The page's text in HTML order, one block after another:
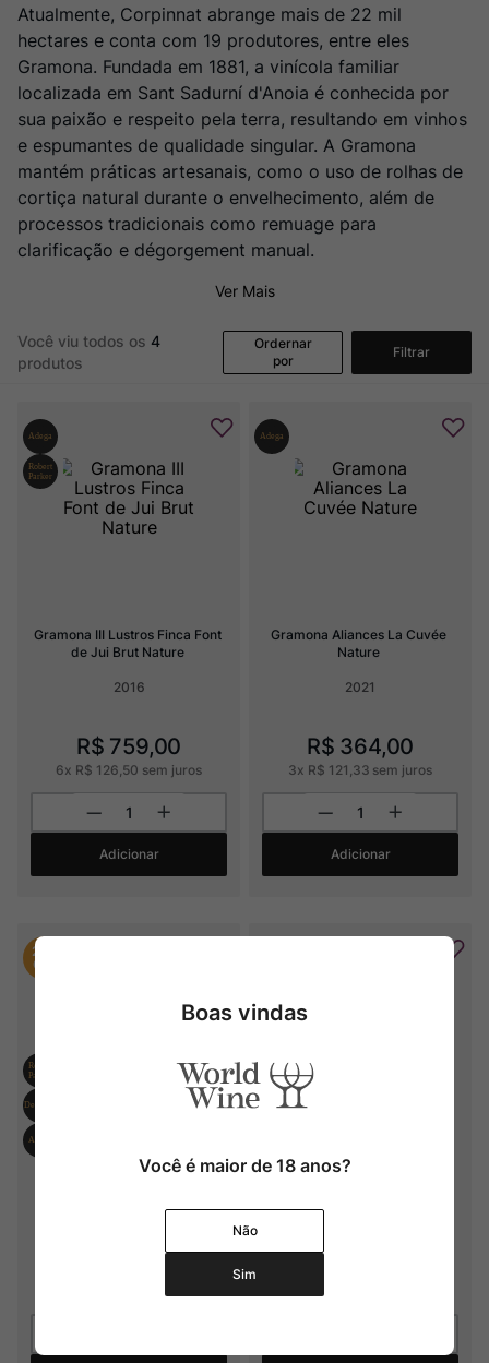
Atualmente, Corpinnat abrange mais de 22 mil
hectares e conta com 19 produtores, entre eles
Gramona. Fundada em 1881, a vinícola familiar
localizada em Sant Sadurní d'Anoia é conhecida por
sua paixão e respeito pela terra, resultando em vinhos
e espumantes de qualidade singular. A Gramona
mantém práticas artesanais, como o uso de rolhas de
cortiça natural durante o envelhecimento, além de
processos tradicionais como remuage para
clarificação e dégorgement manual.
Ver Mais
Você viu todos os 4
produtos
Ordernar
por
Filtrar
Gramona III Lustros Finca Font
de Jui Brut Nature
2016
R$ 759,00
6x R$ 126 50 sem juros
Adicionar
Gramona Aliances La Cuvée
Nature
2021
R$ 364,00
3x R$ 121 33 sem juros
Adicionar
20%
OFF
Gramona Imperial Brut
sem juros
Gramona Celler Batlle Brut
R$
Boas vindas
Você é maior de 18 anos?
Não
Sim